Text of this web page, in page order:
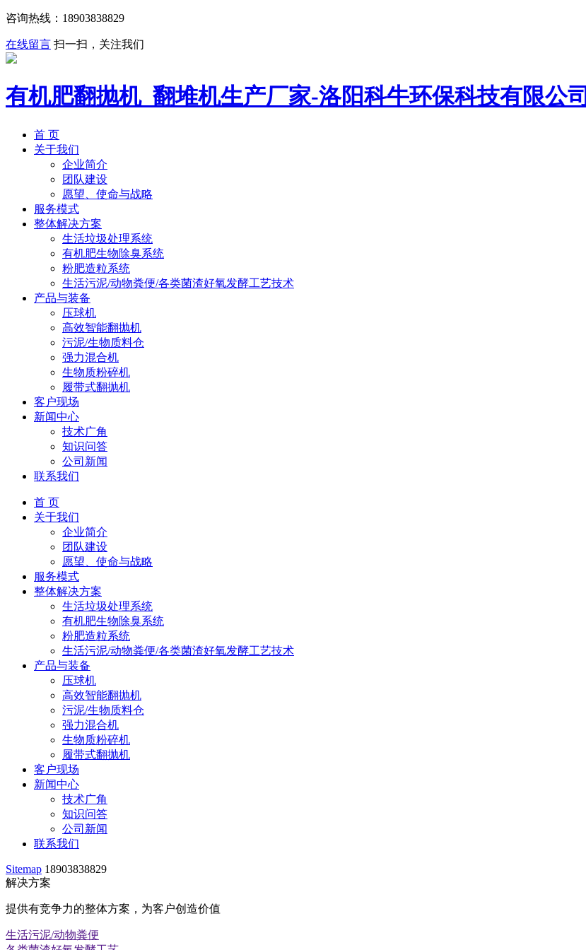
咨询热线： 18903838829
在线留言 扫一扫，关注我们
有机肥翻抛机_翻堆机生产厂家-洛阳科牛环保科技有限公司
首 页
关于我们
企业简介
团队建设
愿望、使命与战略
服务模式
整体解决方案
生活垃圾处理系统
有机肥生物除臭系统
粉肥造粒系统
生活污泥/动物粪便/各类菌渣好氧发酵工艺技术
产品与装备
压球机
高效智能翻抛机
污泥/生物质料仓
强力混合机
生物质粉碎机
履带式翻抛机
客户现场
新闻中心
技术广角
知识问答
公司新闻
联系我们
首 页
关于我们
企业简介
团队建设
愿望、使命与战略
服务模式
整体解决方案
生活垃圾处理系统
有机肥生物除臭系统
粉肥造粒系统
生活污泥/动物粪便/各类菌渣好氧发酵工艺技术
产品与装备
压球机
高效智能翻抛机
污泥/生物质料仓
强力混合机
生物质粉碎机
履带式翻抛机
客户现场
新闻中心
技术广角
知识问答
公司新闻
联系我们
Sitemap 18903838829
解决方案
提供有竞争力的整体方案，为客户创造价值
生活污泥/动物粪便